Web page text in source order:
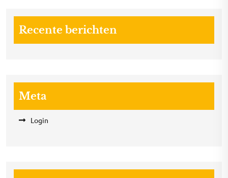
Recente berichten
Meta
Login